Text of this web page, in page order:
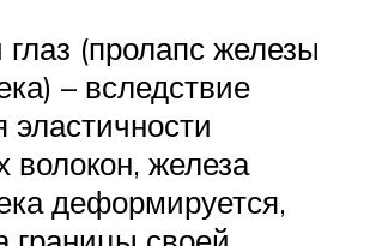
(пролапс железы
– вследствие
волокон, железа
деформируется,